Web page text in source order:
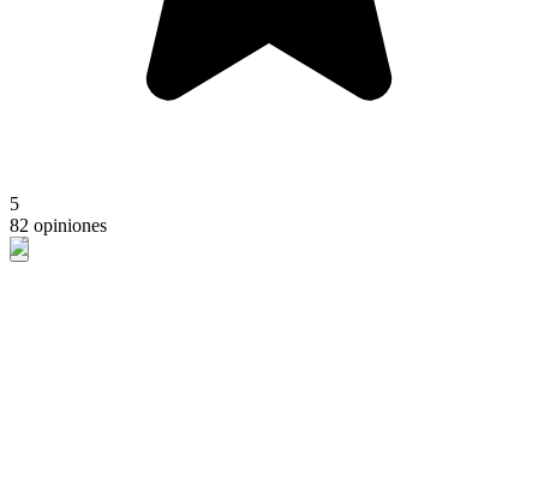
5
82 opiniones